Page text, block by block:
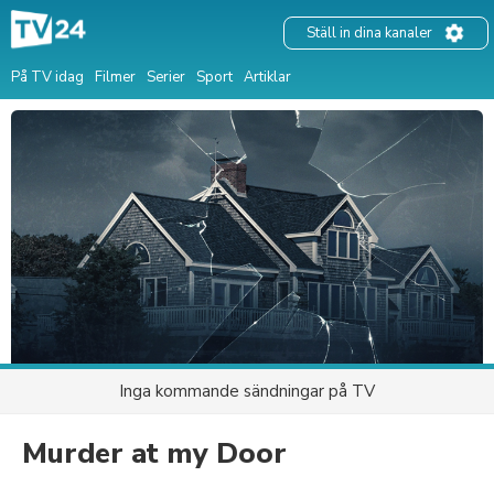
På TV idag Filmer Serier Sport Artiklar
Ställ in dina kanaler
Inga kommande sändningar på TV
Murder at my Door